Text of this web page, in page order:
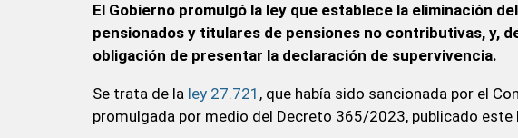
El Gobierno promulgó la ley que establece la eliminación
pensionados y titulares de pensiones no contributivas, y,
obligación de presentar la declaración de supervivencia.
Se trata de la ley 27.721 , que había sido sancionada por el
promulgada por medio del Decreto 365/2023, publicado este